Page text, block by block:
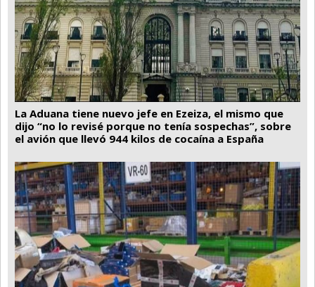
La Aduana tiene nuevo jefe en Ezeiza, el mismo que
dijo “no lo revisé porque no tenía sospechas”, sobre
el avión que llevó 944 kilos de cocaína a España